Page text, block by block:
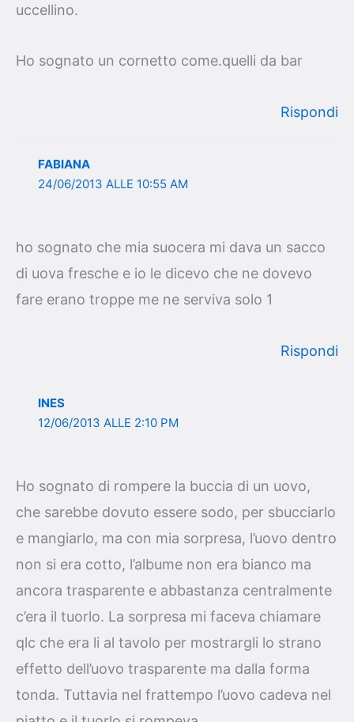
uccellino.
Ho sognato un cornetto come.quelli da bar
Rispondi
FABIANA
24/06/2013 ALLE 10:55 AM
ho sognato che mia suocera mi dava un sacco
di uova fresche e io le dicevo che ne dovevo
fare erano troppe me ne serviva solo 1
Rispondi
INES
12/06/2013 ALLE 2:10 PM
Ho sognato di rompere la buccia di un uovo,
che sarebbe dovuto essere sodo, per sbucciarlo
e mangiarlo, ma con mia sorpresa, l’uovo dentro
non si era cotto, l’albume non era bianco ma
ancora trasparente e abbastanza centralmente
c’era il tuorlo. La sorpresa mi faceva chiamare
qlc che era li al tavolo per mostrargli lo strano
effetto dell’uovo trasparente ma dalla forma
tonda. Tuttavia nel frattempo l’uovo cadeva nel